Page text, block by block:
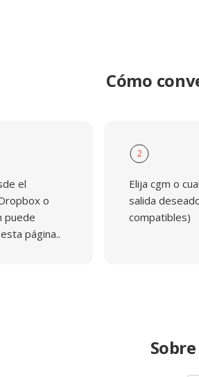
Cómo
el
o
puede
página..
2
Elija cgm o
salida
compatibles)